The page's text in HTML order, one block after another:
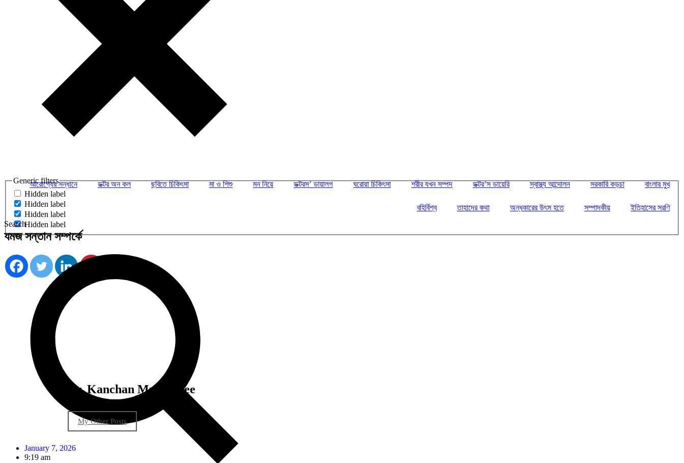
Generic filters
Hidden label
Hidden label
Hidden label
Hidden label
আরোগ্যের সন্ধানে ডক্টর অন কল ছবিতে চিকিৎসা মা ও শিশু মন নিয়ে ডক্টরস’ ডায়ালগ ঘরোয়া চিকিৎসা শরীর যখন সম্পদ ডক্টর’স ডায়েরি স্বাস্থ্য আন্দোলন সরকারি কড়চা বাংলার মুখ
বহির্বিশ্ব তাহাদের কথা অন্ধকারের উৎস হতে সম্পাদকীয়
ইতিহাসের সরণি
Search
যমজ সন্তান সম্পর্কে
Dr. Kanchan Mukherjee
My Other Posts
January 7, 2026
9:19 am